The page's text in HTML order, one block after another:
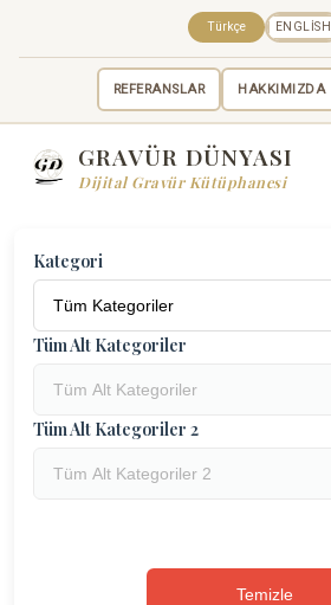
REFERANSLAR HAKKIMIZDA
Türkçe ENGLISH
GRAVÜR DÜNYASI
Dijital Gravür Kütüphanesi
Kategori
Tüm Alt Kategoriler
Tüm Alt Kategoriler 2
Temizle